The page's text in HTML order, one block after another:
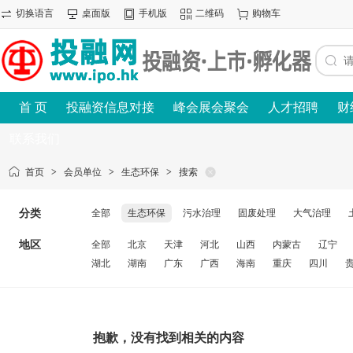
切换语言 桌面版 手机版 二维码 购物车
首 页 投融资信息对接 峰会展会聚会 人才招聘 财
首页 > 会员单位 > 生态环保 > 搜索
分类 全部 生态环保 污水治理 固废处理 大气治理
地区 全部 北京 天津 河北 山西 内蒙古
辽宁
湖北
湖南 广东 广西 海南 重庆 四川
抱歉，没有找到相关的内容